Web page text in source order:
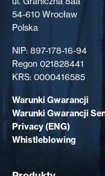
54-610 Wrocław
Polska
NIP: 897-178-16-94
Regon 021828441
KRS: 0000416585
Warunki Gwarancji
Warunki Gwarancji
Privacy (ENG)
Whistleblowing